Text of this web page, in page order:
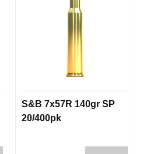
S&B 7x57R 140gr SP
20/400pk